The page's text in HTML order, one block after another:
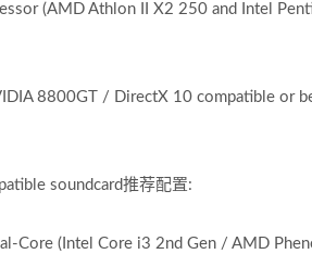
(AMD Athlon II X2 250 and Intel
8800GT / DirectX 10 compatible or
soundcard推荐配置:
Core (Intel Core i3 2nd Gen / AMD